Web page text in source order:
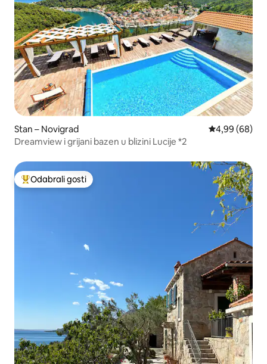
Stan – Novigrad Prosječna
4,99 (68)
Dreamview i grijani bazen u blizini Lucije *2
Među najviše rangiranima s oznakom „Odabrali gosti”
Odabrali gosti